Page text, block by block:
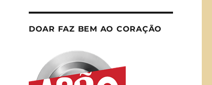
DOAR FAZ BEM AO CORAÇÃO